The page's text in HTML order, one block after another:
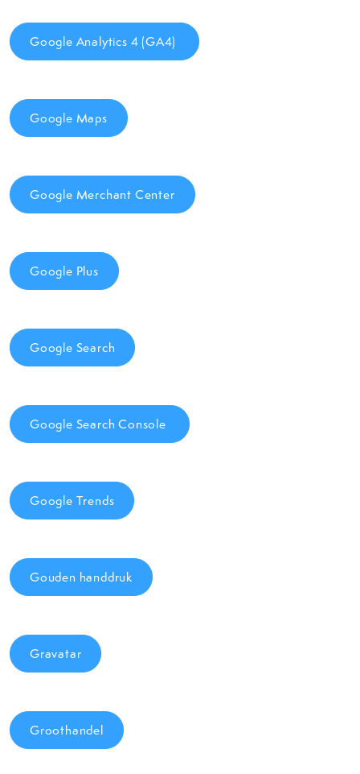
Google Analytics 4 (GA4)
Google Maps
Google Merchant Center
Google Plus
Google Search
Google Search Console
Google Trends
Gouden handdruk
Gravatar
Groothandel